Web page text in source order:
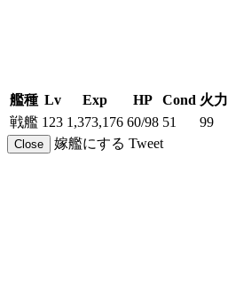
艦種 Lv Exp HP Cond 火力
戦艦 123 1,373,176 60/98 51 99
Close 嫁艦にする Tweet